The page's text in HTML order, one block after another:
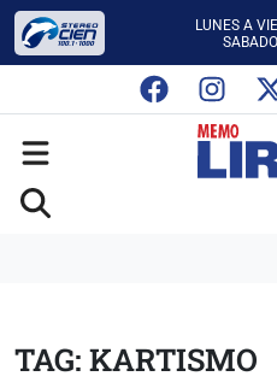
LUNES A
CON MEMO
LUNES A
TAG: KARTISMO